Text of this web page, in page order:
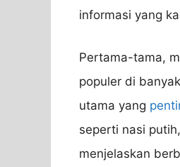
informasi yang
Pertama-tama,
populer di
utama yang
seperti nasi
menjelaskan